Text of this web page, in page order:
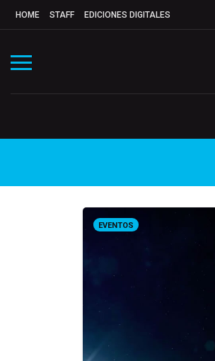
HOME STAFF EDICIONES DIGITALES
EVENTOS